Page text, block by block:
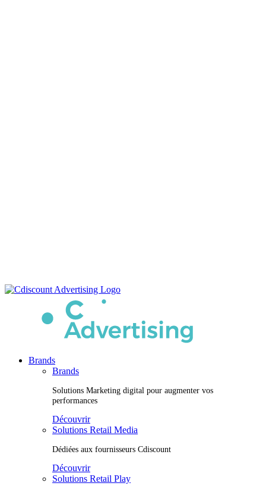
Passer
Brands
Brands
Solutions Marketing digital pour augmenter vos
performances
Découvrir
Solutions Retail Media
Dédiées aux fournisseurs Cdiscount
Découvrir
Solutions Retail Play